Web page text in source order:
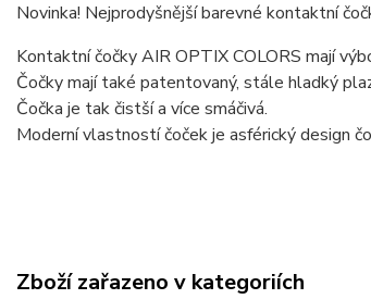
Novinka! Nejprodyšnější barevné kontaktní
Kontaktní čočky AIR OPTIX COLORS mají
Čočky mají také patentovaný, stále hladký
Čočka je tak čistší a více smáčivá.
Moderní vlastností čoček je asférický design
Zboží zařazeno v kategoriích